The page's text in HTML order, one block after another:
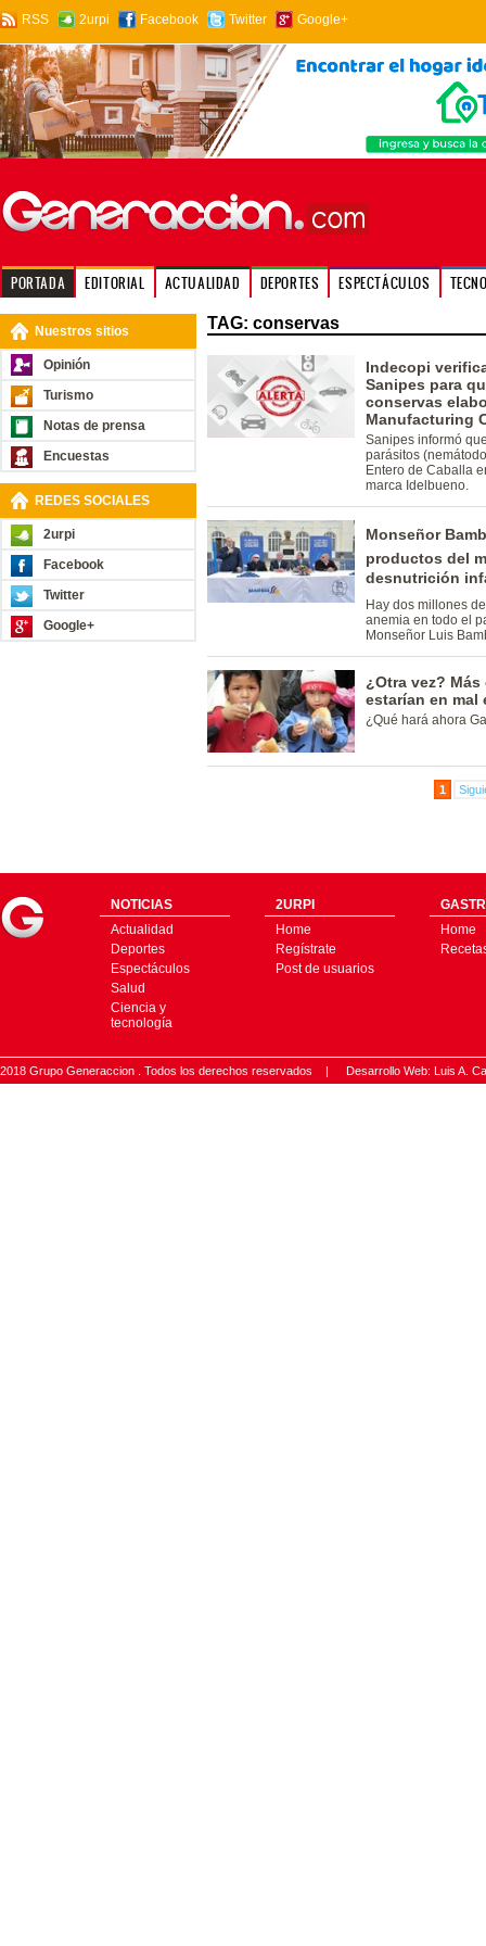
RSS 2urpi Facebook Twitter Google+
PORTADA EDITORIAL ACTUALIDAD DEPORTES ESPECTÁCULOS
Nuestros sitios
Opinión
Turismo
Notas de prensa
Encuestas
REDES SOCIALES
2urpi
Facebook
Twitter
Google+
TAG: conservas
Indecopi
Sanipes para
conservas
Manufacturing
Sanipes informó
parásitos
Entero de Caballa
marca Idelbueno.
Monseñor
productos del
desnutrición
Hay dos millones
anemia en todo el
Monseñor Luis
¿Otra vez?
estarían en mal
¿Qué hará ahora
1
NOTICIAS
Actualidad
Deportes
Espectáculos
Salud
Ciencia y
tecnología
2URPI
Home
Regístrate
Post de usuarios
Home
2018 Grupo Generaccion . Todos los derechos reservados | Desarrollo Web: Luis